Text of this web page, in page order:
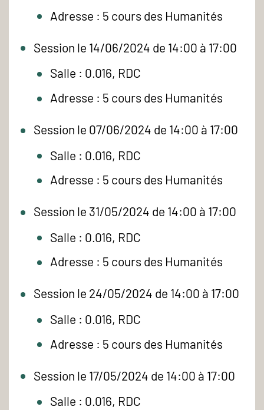
Adresse : 5 cours des Humanités
Session le 14/06/2024 de 14:00 à 17:00
Salle : 0.016, RDC
Adresse : 5 cours des Humanités
Session le 07/06/2024 de 14:00 à 17:00
Salle : 0.016, RDC
Adresse : 5 cours des Humanités
Session le 31/05/2024 de 14:00 à 17:00
Salle : 0.016, RDC
Adresse : 5 cours des Humanités
Session le 24/05/2024 de 14:00 à 17:00
Salle : 0.016, RDC
Adresse : 5 cours des Humanités
Session le 17/05/2024 de 14:00 à 17:00
Salle : 0.016, RDC